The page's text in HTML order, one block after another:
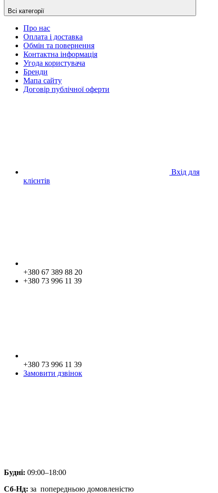
Всі категорії
Про нас
Оплата і доставка
Обмін та повернення
Контактна інформація
Угода користувача
Бренди
Мапа сайту
Договір публічної оферти
Вхід для
клієнтів
+380 67 389 88 20
+380 73 996 11 39
+380 73 996 11 39
Замовити дзвінок
Будні: 09:00–18:00
Сб-Нд: за попередньою домовленістю